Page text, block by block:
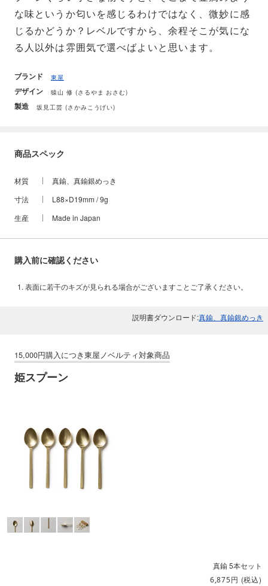
な味というか匂いを感じるわけではなく、微妙に感
じるかどうか？レベルですから、余程そこが気にな
る人以外は雰囲気で選べばよいと思います。
ブランド 東屋
デザイン 猿山 修 (さるやま おさむ)
製造 坂見工芸 (さかみこうげい)
商品スペック
材質
真鍮、真鍮銀めっき
寸法
L88×D19mm / 9g
生産
Made in Japan
購入前に確認ください
表面に若干のキズが見られる場合がございますことご了承ください。
説明書ダウンロード:真鍮、真鍮銀めっき
姫スプーン
真鍮 5本セット
6,875円 (税込)